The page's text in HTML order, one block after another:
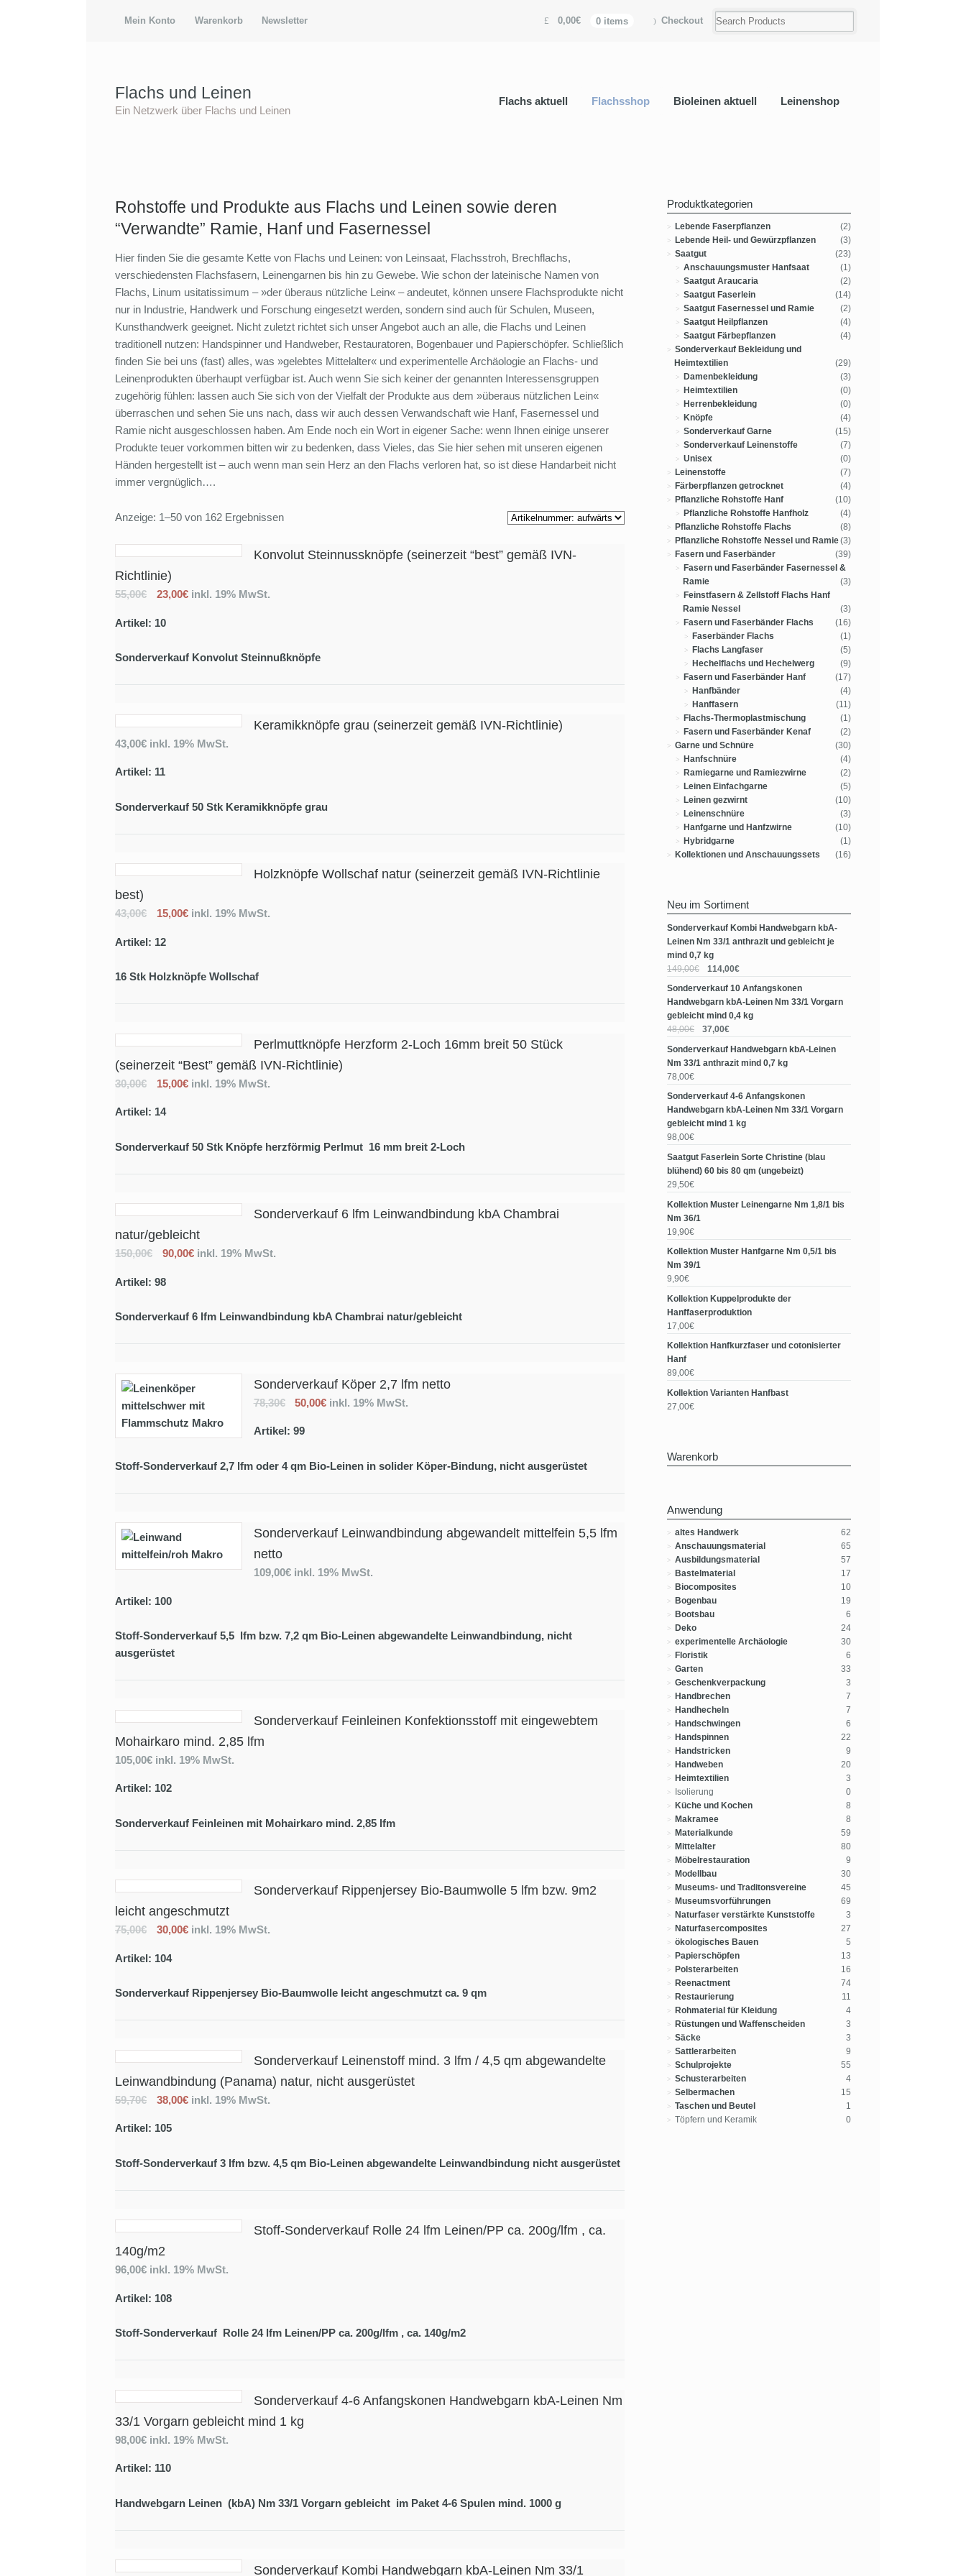
Mein Konto Warenkorb Newsletter 0,00€ 0 items Checkout
Flachs und Leinen
Ein Netzwerk über Flachs und Leinen
Flachs aktuell Flachsshop Bioleinen aktuell Leinenshop
Rohstoffe und Produkte aus Flachs und Leinen sowie deren
“Verwandte” Ramie, Hanf und Fasernessel
Hier finden Sie die gesamte Kette von Flachs und Leinen: von Leinsaat, Flachsstroh, Brechflachs,
verschiedensten Flachsfasern, Leinengarnen bis hin zu Gewebe. Wie schon der lateinische Namen von
Flachs, Linum usitatissimum – »der überaus nützliche Lein« – andeutet, können unsere Flachsprodukte nicht
nur in Industrie, Handwerk und Forschung eingesetzt werden, sondern sind auch für Schulen, Museen,
Kunsthandwerk geeignet. Nicht zuletzt richtet sich unser Angebot auch an alle, die Flachs und Leinen
traditionell nutzen: Handspinner und Handweber, Restauratoren, Bogenbauer und Papierschöpfer. Schließlich
finden Sie bei uns (fast) alles, was »gelebtes Mittelalter« und experimentelle Archäologie an Flachs- und
Leinenprodukten überhaupt verfügbar ist. Auch wenn Sie sich keiner der genannten Interessensgruppen
zugehörig fühlen: lassen auch Sie sich von der Vielfalt der Produkte aus dem »überaus nützlichen Lein«
überraschen und sehen Sie uns nach, dass wir auch dessen Verwandschaft wie Hanf, Fasernessel und
Ramie nicht ausgeschlossen haben. Am Ende noch ein Wort in eigener Sache: wenn Ihnen einige unserer
Produkte teuer vorkommen bitten wir zu bedenken, dass Vieles, das Sie hier sehen mit unseren eigenen
Händen hergestellt ist – auch wenn man sein Herz an den Flachs verloren hat, so ist diese Handarbeit nicht
immer vergnüglich….
Anzeige: 1–50 von 162 Ergebnissen
Konvolut Steinnussknöpfe (seinerzeit “best” gemäß IVN-
Richtlinie)
55,00€ 23,00€ inkl. 19% MwSt.
Artikel: 10
Sonderverkauf Konvolut Steinnußknöpfe
Keramikknöpfe grau (seinerzeit gemäß IVN-Richtlinie)
43,00€ inkl. 19% MwSt.
Artikel: 11
Sonderverkauf 50 Stk Keramikknöpfe grau
Holzknöpfe Wollschaf natur (seinerzeit gemäß IVN-Richtlinie
best)
43,00€ 15,00€ inkl. 19% MwSt.
Artikel: 12
16 Stk Holzknöpfe Wollschaf
Perlmuttknöpfe Herzform 2-Loch 16mm breit 50 Stück
(seinerzeit “Best” gemäß IVN-Richtlinie)
30,00€ 15,00€ inkl. 19% MwSt.
Artikel: 14
Sonderverkauf 50 Stk Knöpfe herzförmig Perlmut 16 mm breit 2-Loch
Sonderverkauf 6 lfm Leinwandbindung kbA Chambrai
natur/gebleicht
150,00€ 90,00€ inkl. 19% MwSt.
Artikel: 98
Sonderverkauf 6 lfm Leinwandbindung kbA Chambrai natur/gebleicht
Sonderverkauf Köper 2,7 lfm netto
78,30€ 50,00€ inkl. 19% MwSt.
Artikel: 99
Stoff-Sonderverkauf 2,7 lfm oder 4 qm Bio-Leinen in solider Köper-Bindung, nicht ausgerüstet
Sonderverkauf Leinwandbindung abgewandelt mittelfein 5,5 lfm
netto
109,00€ inkl. 19% MwSt.
Artikel: 100
Stoff-Sonderverkauf 5,5 lfm bzw. 7,2 qm Bio-Leinen abgewandelte Leinwandbindung, nicht
ausgerüstet
Sonderverkauf Feinleinen Konfektionsstoff mit eingewebtem
Mohairkaro mind. 2,85 lfm
105,00€ inkl. 19% MwSt.
Artikel: 102
Sonderverkauf Feinleinen mit Mohairkaro mind. 2,85 lfm
Sonderverkauf Rippenjersey Bio-Baumwolle 5 lfm bzw. 9m2
leicht angeschmutzt
75,00€ 30,00€ inkl. 19% MwSt.
Artikel: 104
Sonderverkauf Rippenjersey Bio-Baumwolle leicht angeschmutzt ca. 9 qm
Sonderverkauf Leinenstoff mind. 3 lfm / 4,5 qm abgewandelte
Leinwandbindung (Panama) natur, nicht ausgerüstet
59,70€ 38,00€ inkl. 19% MwSt.
Artikel: 105
Stoff-Sonderverkauf 3 lfm bzw. 4,5 qm Bio-Leinen abgewandelte Leinwandbindung nicht ausgerüstet
Stoff-Sonderverkauf Rolle 24 lfm Leinen/PP ca. 200g/lfm , ca.
140g/m2
96,00€ inkl. 19% MwSt.
Artikel: 108
Stoff-Sonderverkauf Rolle 24 lfm Leinen/PP ca. 200g/lfm , ca. 140g/m2
Sonderverkauf 4-6 Anfangskonen Handwebgarn kbA-Leinen Nm
33/1 Vorgarn gebleicht mind 1 kg
98,00€ inkl. 19% MwSt.
Artikel: 110
Handwebgarn Leinen (kbA) Nm 33/1 Vorgarn gebleicht im Paket 4-6 Spulen mind. 1000 g
Sonderverkauf Kombi Handwebgarn kbA-Leinen Nm 33/1
Produktkategorien
Lebende Faserpflanzen
(2)
Lebende Heil- und Gewürzpflanzen
(3)
Saatgut
(23)
Anschauungsmuster Hanfsaat
(1)
Saatgut Araucaria
(2)
Saatgut Faserlein
(14)
Saatgut Fasernessel und Ramie
(2)
Saatgut Heilpflanzen
(4)
Saatgut Färbepflanzen
(4)
Sonderverkauf Bekleidung und
Heimtextilien
(29)
Damenbekleidung
(3)
Heimtextilien
(0)
Herrenbekleidung
(0)
Knöpfe
(4)
Sonderverkauf Garne
(15)
Sonderverkauf Leinenstoffe
(7)
Unisex
(0)
Leinenstoffe
(7)
Färberpflanzen getrocknet
(4)
Pflanzliche Rohstoffe Hanf
(10)
Pflanzliche Rohstoffe Hanfholz
(4)
Pflanzliche Rohstoffe Flachs
(8)
Pflanzliche Rohstoffe Nessel und Ramie(3)
Fasern und Faserbänder
(39)
Fasern und Faserbänder Fasernessel &
Ramie
(3)
Feinstfasern & Zellstoff Flachs Hanf
Ramie Nessel
(3)
Fasern und Faserbänder Flachs
(16)
Faserbänder Flachs
(1)
Flachs Langfaser
(5)
Hechelflachs und Hechelwerg
(9)
Fasern und Faserbänder Hanf
(17)
Hanfbänder
(4)
Hanffasern
(11)
Flachs-Thermoplastmischung
(1)
Fasern und Faserbänder Kenaf
(2)
Garne und Schnüre
(30)
Hanfschnüre
(4)
Ramiegarne und Ramiezwirne
(2)
Leinen Einfachgarne
(5)
Leinen gezwirnt
(10)
Leinenschnüre
(3)
Hanfgarne und Hanfzwirne
(10)
Hybridgarne
(1)
Kollektionen und Anschauungssets
(16)
Neu im Sortiment
Sonderverkauf Kombi Handwebgarn kbA-
Leinen Nm 33/1 anthrazit und gebleicht je
mind 0,7 kg
149,00€
114,00€
Sonderverkauf 10 Anfangskonen
Handwebgarn kbA-Leinen Nm 33/1 Vorgarn
gebleicht mind 0,4 kg
48,00€
37,00€
Sonderverkauf Handwebgarn kbA-Leinen
Nm 33/1 anthrazit mind 0,7 kg
78,00€
Sonderverkauf 4-6 Anfangskonen
Handwebgarn kbA-Leinen Nm 33/1 Vorgarn
gebleicht mind 1 kg
98,00€
Saatgut Faserlein Sorte Christine (blau
blühend) 60 bis 80 qm (ungebeizt)
29,50€
Kollektion Muster Leinengarne Nm 1,8/1 bis
Nm 36/1
19,90€
Kollektion Muster Hanfgarne Nm 0,5/1 bis
Nm 39/1
9,90€
Kollektion Kuppelprodukte der
Hanffaserproduktion
17,00€
Kollektion Hanfkurzfaser und cotonisierter
Hanf
89,00€
Kollektion Varianten Hanfbast
27,00€
Warenkorb
Anwendung
altes Handwerk
62
Anschauungsmaterial
65
Ausbildungsmaterial
57
Bastelmaterial
17
Biocomposites
10
Bogenbau
19
Bootsbau
6
Deko
24
experimentelle Archäologie
30
Floristik
6
Garten
33
Geschenkverpackung
3
Handbrechen
7
Handhecheln
7
Handschwingen
6
Handspinnen
22
Handstricken
9
Handweben
20
Heimtextilien
3
Isolierung
0
Küche und Kochen
8
Makramee
8
Materialkunde
59
Mittelalter
80
Möbelrestauration
9
Modellbau
30
Museums- und Traditonsvereine
45
Museumsvorführungen
69
Naturfaser verstärkte Kunststoffe
3
Naturfasercomposites
27
ökologisches Bauen
5
Papierschöpfen
13
Polsterarbeiten
16
Reenactment
74
Restaurierung
11
Rohmaterial für Kleidung
4
Rüstungen und Waffenscheiden
3
Säcke
3
Sattlerarbeiten
9
Schulprojekte
55
Schusterarbeiten
4
Selbermachen
15
Taschen und Beutel
1
Töpfern und Keramik
0